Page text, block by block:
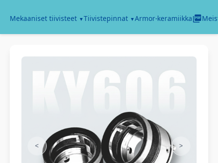
Mekaaniset tiivisteet Tiivistepinnat Armor-keramiikka
< >